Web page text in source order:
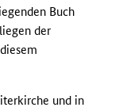
Buch
der
und in